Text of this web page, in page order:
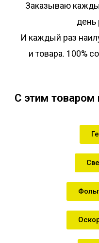
Заказываю
день
И каждый раз
и товара. 100%
С этим товаром